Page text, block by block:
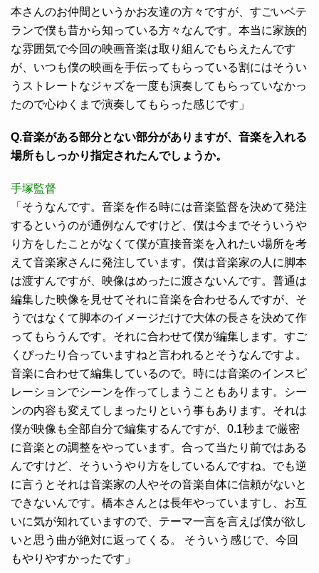
本さんのお仲間というかお友達の方々ですが、すごいベテ
ランで僕も昔から知っている方々なんです。本当に家族的
な雰囲気で今回の映画音楽は取り組んでもらえたんです
が、いつも僕の映画を手伝ってもらっている割にはそうい
うストレートなジャズを一度も演奏してもらっていなかっ
たので心ゆくまで演奏してもらった感じです」
Q.音楽がある部分とない部分がありますが、音楽を入れる
場所もしっかり指定されたんでしょうか。
手塚監督
「そうなんです。音楽を作る時には音楽監督を決めて発注
するというのが通例なんですけど、僕は今までそういうや
り方をしたことがなくて僕が直接音楽を入れたい場所を考
えて音楽家さんに発注しています。僕は音楽家の人に脚本
は渡すんですが、映像はめったに渡さないんです。普通は
編集した映像を見せてそれに音楽を合わせるんですが、そ
うではなくて脚本のイメージだけで大体の長さを決めて作
ってもらうんです。それに合わせて僕が編集します。すご
くぴったり合っていますねと言われるとそうなんですよ。
音楽に合わせて編集しているので。時には音楽のインスピ
レーションでシーンを作ってしまうこともあります。シー
ンの内容も変えてしまったりという事もあります。それは
僕が映像も全部自分で編集するんですが、0.1秒まで厳密
に音楽との調整をやっています。合って当たり前ではある
んですけど、そういうやり方をしているんですね。でも逆
に言うとそれは音楽家の人やその音楽自体に信頼がないと
できないんです。橋本さんとは長年やっていますし、お互
いに気が知れていますので、テーマ一言を言えば僕が欲し
いと思う曲が絶対に返ってくる。 そういう感じで、今回
もやりやすかったです」